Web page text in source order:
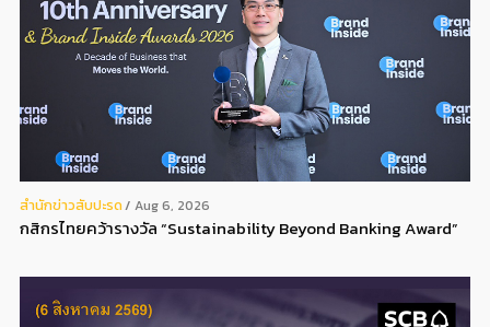
สํานักข่าวสับปะรด Aug 6, 2026
กสิกรไทยคว้ารางวัล “Sustainability Beyond Banking Award”